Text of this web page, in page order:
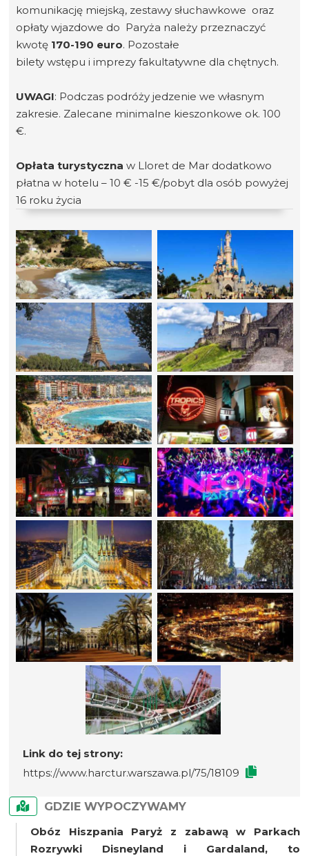
komunikację miejską, zestawy słuchawkowe oraz
opłaty wjazdowe do Paryża należy przeznaczyć
kwotę 170-190 euro. Pozostałe
bilety wstępu i imprezy fakultatywne dla chętnych.
UWAGI: Podczas podróży jedzenie we własnym
zakresie. Zalecane minimalne kieszonkowe ok. 100
€.
Opłata turystyczna w Lloret de Mar dodatkowo
płatna w hotelu – 10 € -15 €/pobyt dla osób powyżej
16 roku życia
Link do tej strony:
https://www.harctur.warszawa.pl/75/18109
GDZIE WYPOCZYWAMY
Obóz Hiszpania Paryż z zabawą w Parkach
Rozrywki Disneyland i Gardaland, to